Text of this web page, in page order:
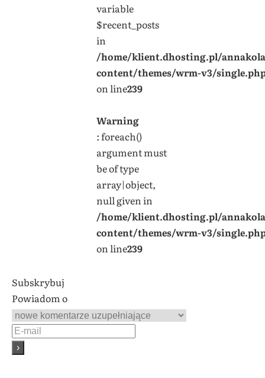
variable
$recent_posts
in
/home/klient.dhosting.pl/
content/themes/wrm-v3/
on line239
Warning
: foreach()
argument must
be of type
array|object,
null given in
/home/klient.dhosting.pl/
content/themes/wrm-v3/
on line239
Subskrybuj
Powiadom o